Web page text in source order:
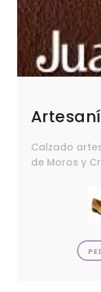
Calzado
de Moros y